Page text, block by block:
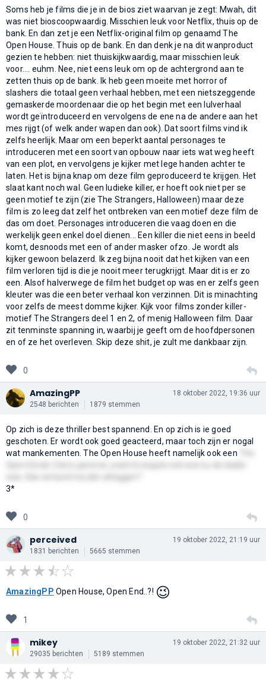
Soms heb je films die je in de bios ziet waarvan je zegt: Mwah, dit
was niet bioscoopwaardig. Misschien leuk voor Netflix, thuis op de
bank. En dan zet je een Netflix-original film op genaamd The
Open House. Thuis op de bank. En dan denk je na dit wanproduct
gezien te hebben: niet thuiskijkwaardig, maar misschien leuk
voor.... euhm. Nee, niet eens leuk om op de achtergrond aan te
zetten thuis op de bank. Ik heb geen moeite met horror of
slashers die totaal geen verhaal hebben, met een nietszeggende
gemaskerde moordenaar die op het begin met een lulverhaal
wordt geïntroduceerd en vervolgens de ene na de andere aan het
mes rijgt (of welk ander wapen dan ook). Dat soort films vind ik
zelfs heerlijk. Maar om een beperkt aantal personages te
introduceren met een soort van opbouw naar iets wat weg heeft
van een plot, en vervolgens je kijker met lege handen achter te
laten. Het is bijna knap om deze film geproduceerd te krijgen. Het
slaat kant noch wal. Geen ludieke killer, er hoeft ook niet per se
geen motief te zijn (zie The Strangers, Halloween) maar deze
film is zo leeg dat zelf het ontbreken van een motief deze film de
das om doet. Personages introduceren die vaag doen en die
werkelijk geen enkel doel dienen... Een killer die niet eens in beeld
komt, desnoods met een of ander masker ofzo. Je wordt als
kijker gewoon belazerd. Ik zeg bijna nooit dat het kijken van een
film verloren tijd is die je nooit meer terugkrijgt. Maar dit is er zo
een. Alsof halverwege de film het budget op was en er zelfs geen
kleuter was die een beter verhaal kon verzinnen. Dit is minachting
voor zelfs de meest domme kijker. Kijk voor films zonder killer-
motief The Strangers deel 1 en 2, of menig Halloween film. Daar
zit tenminste spanning in, waarbij je geeft om de hoofdpersonen
en of ze het overleven. Skip deze shit, je zult me dankbaar zijn.
0
AmazingPP
2548 berichten 1879 stemmen
18 oktober 2022, 19:36 uur
Op zich is deze thriller best spannend. En op zich is ie goed
geschoten. Er wordt ook goed geacteerd, maar toch zijn er nogal
wat mankementen. The Open House heeft namelijk ook een
3*
0
perceived
1831 berichten 5665 stemmen
19 oktober 2022, 21:19 uur
AmazingPP Open House, Open End..?! 😉
1
mikey
29035 berichten 5189 stemmen
19 oktober 2022, 21:32 uur